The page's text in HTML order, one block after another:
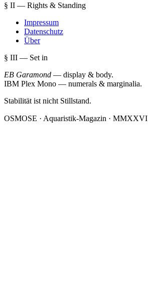
§ II — Rights & Standing
Impressum
Datenschutz
Über
§ III — Set in
EB Garamond — display & body.
IBM Plex Mono — numerals & marginalia.
Stabilität ist nicht Stillstand.
OSMOSE · Aquaristik-Magazin · MMXXVI